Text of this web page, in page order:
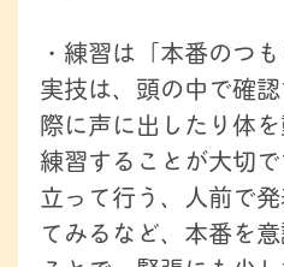
・練習は「本番のつ
実技は、頭の中で確
際に声に出したり体
練習することが大切で
立って行う、人前で
てみるなど、本番を